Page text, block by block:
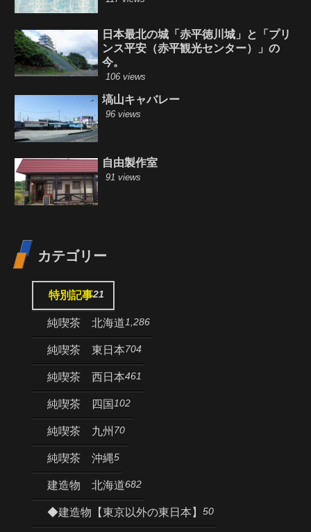
日本最北の城「赤平徳川城」と「プリ
ンス平安（赤平観光センター）」の
今。
106 views
塙山キャバレー
96 views
自由製作室
91 views
カテゴリー
特別記事21
純喫茶 北海道1,286
純喫茶 東日本704
純喫茶 西日本461
純喫茶 四国102
純喫茶 九州 70
純喫茶 沖縄5
建造物 北海道682
◆建造物【東京以外の東日本】 50